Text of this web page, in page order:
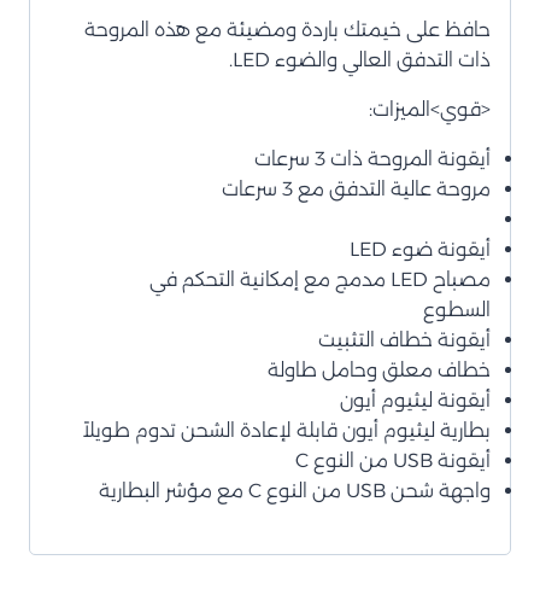
حافظ على خيمتك باردة ومضيئة مع هذه المروحة
ذات التدفق العالي والضوء LED.
<قوي>الميزات:
أيقونة المروحة ذات 3 سرعات
مروحة عالية التدفق مع 3 سرعات
أيقونة ضوء LED
مصباح LED مدمج مع إمكانية التحكم في
السطوع
أيقونة خطاف التثبيت
خطاف معلق وحامل طاولة
أيقونة ليثيوم أيون
بطارية ليثيوم أيون قابلة لإعادة الشحن تدوم طويلاً
أيقونة USB من النوع C
واجهة شحن USB من النوع C مع مؤشر البطارية